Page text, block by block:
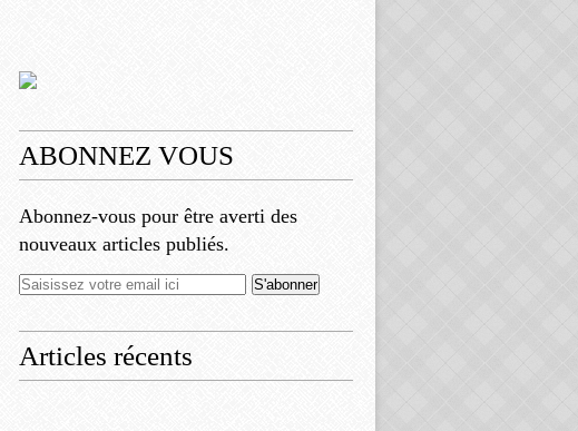
ABONNEZ VOUS
Abonnez-vous pour être averti des
nouveaux articles publiés.
Articles récents